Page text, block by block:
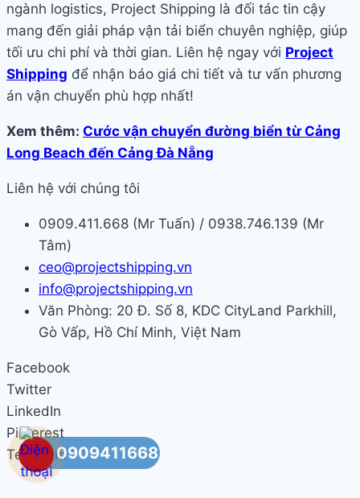
ngành logistics, Project Shipping là đối tác tin cậy
mang đến giải pháp vận tải biển chuyên nghiệp, giúp
tối ưu chi phí và thời gian. Liên hệ ngay với Project
Shipping để nhận báo giá chi tiết và tư vấn phương
án vận chuyển phù hợp nhất!
Xem thêm: Cước vận chuyển đường biển từ Cảng
Long Beach đến Cảng Đà Nẵng
Liên hệ với chúng tôi
0909.411.668 (Mr Tuấn) / 0938.746.139 (Mr
Tâm)
ceo@projectshipping.vn
info@projectshipping.vn
Văn Phòng: 20 Đ. Số 8, KDC CityLand Parkhill,
Gò Vấp, Hồ Chí Minh, Việt Nam
Facebook
Twitter
LinkedIn
Pinterest
Telegram0909411668